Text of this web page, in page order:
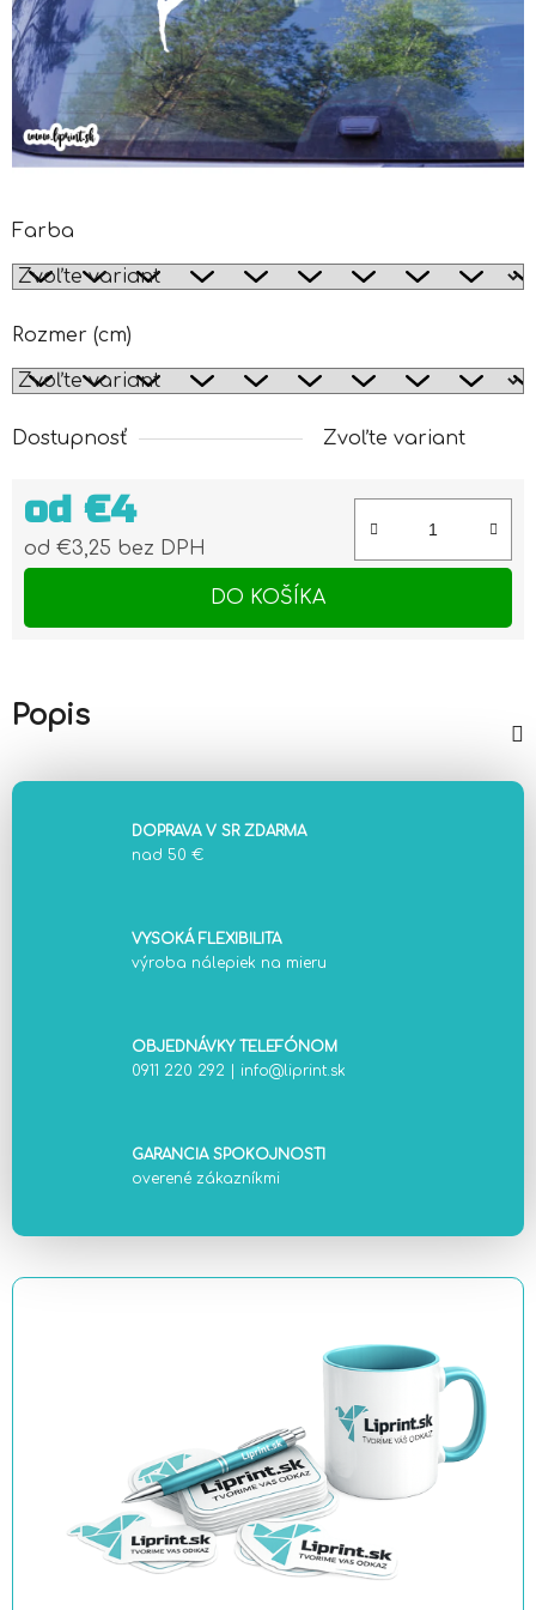
Farba
Rozmer (cm)
Dostupnosť Zvoľte variant
od €4
od €3,25 bez DPH
DO KOŠÍKA
Popis
DOPRAVA V SR ZDARMA
nad 50 €
VYSOKÁ FLEXIBILITA
výroba nálepiek na mieru
OBJEDNÁVKY TELEFÓNOM
0911 220 292
info@liprint.sk
GARANCIA SPOKOJNOSTI
overené zákazníkmi